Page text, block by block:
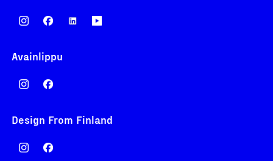
Avainlippu
Design From Finland